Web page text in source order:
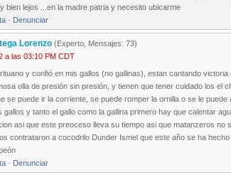
bien lejos ...en la madre patria y necesito ubicarme
· Denunciar
Lorenzo (Experto, Mensajes: 73)
a las 03:10 PM CDT
y confió en mis gallos (no gallinas), estan cantando
olla de presión sin presión, y tienen que tener cuidado los el
se puede ir la corriente, se puede romper la ornilla o se le
gallos y tanto el gallo como la gallina primero hay que calentar
asi que este preoceso lleva su tiempo asi que matanzeros no
contrataron a cocodrilo Dunder Ismel que este año se ha
· Denunciar